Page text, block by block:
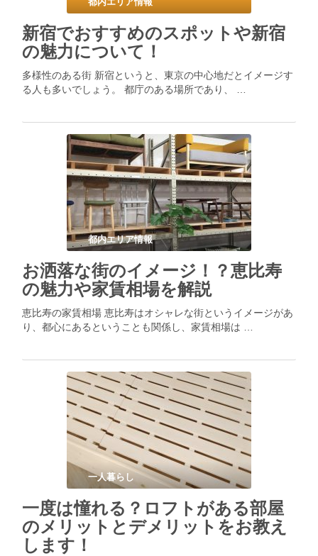
新宿でおすすめのスポットや新宿
の魅力について！
多様性のある街 新宿というと、東京の中心地だとイメージす
る人も多いでしょう。 都庁のある場所であり、 …
都内エリア情報
お洒落な街のイメージ！？恵比寿
の魅力や家賃相場を解説
恵比寿の家賃相場 恵比寿はオシャレな街というイメージがあ
り、都心にあるということも関係し、家賃相場は …
一人暮らし
一度は憧れる？ロフトがある部屋
のメリットとデメリットをお教え
します！